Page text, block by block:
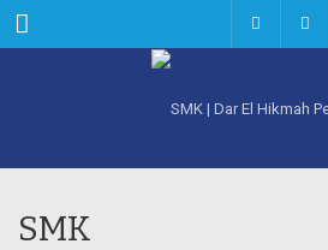
Menu
SMK